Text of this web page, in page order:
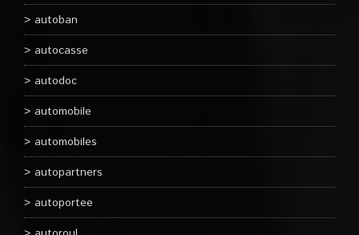
autoban
autocasse
autodoc
automobile
automobiles
autopartners
autoportee